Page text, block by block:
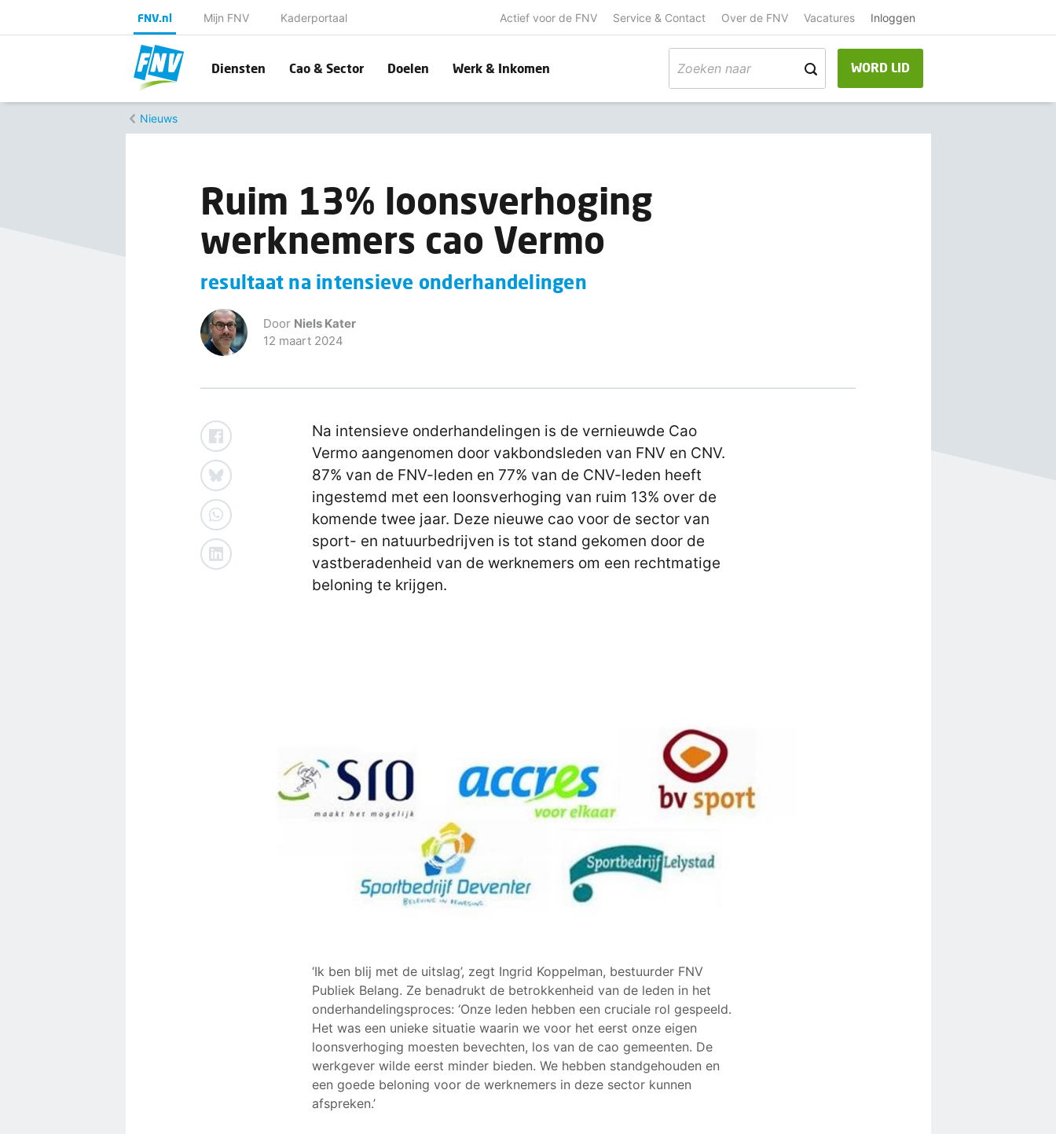
FNV.nl Mijn FNV Kaderportaal Actief voor de FNV Service & Contact Over de FNV Vacatures Inloggen
Diensten Cao & Sector Doelen Werk & Inkomen WORD LID
Nieuws
Ruim 13% loonsverhoging
werknemers cao Vermo
resultaat na intensieve onderhandelingen
Door Niels Kater
12 maart 2024
Na intensieve onderhandelingen is de vernieuwde Cao
Vermo aangenomen door vakbondsleden van FNV en CNV.
87% van de FNV-leden en 77% van de CNV-leden heeft
ingestemd met een loonsverhoging van ruim 13% over de
komende twee jaar. Deze nieuwe cao voor de sector van
sport- en natuurbedrijven is tot stand gekomen door de
vastberadenheid van de werknemers om een rechtmatige
beloning te krijgen.
‘Ik ben blij met de uitslag’, zegt Ingrid Koppelman, bestuurder FNV
Publiek Belang. Ze benadrukt de betrokkenheid van de leden in het
onderhandelingsproces: ‘Onze leden hebben een cruciale rol gespeeld.
Het was een unieke situatie waarin we voor het eerst onze eigen
loonsverhoging moesten bevechten, los van de cao gemeenten. De
werkgever wilde eerst minder bieden. We hebben standgehouden en
een goede beloning voor de werknemers in deze sector kunnen
afspreken.’